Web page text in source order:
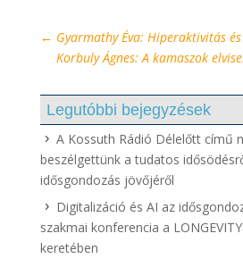
← Gyarmathy Éva: Hiperaktivitás
Korbuly Ágnes: A kamaszok
Legutóbbi bejegyzések
A Kossuth Rádió Délelőtt című
beszélgettünk a tudatos
idősgondozás jövőjéről
Digitalizáció és AI az
szakmai konferencia a
keretében